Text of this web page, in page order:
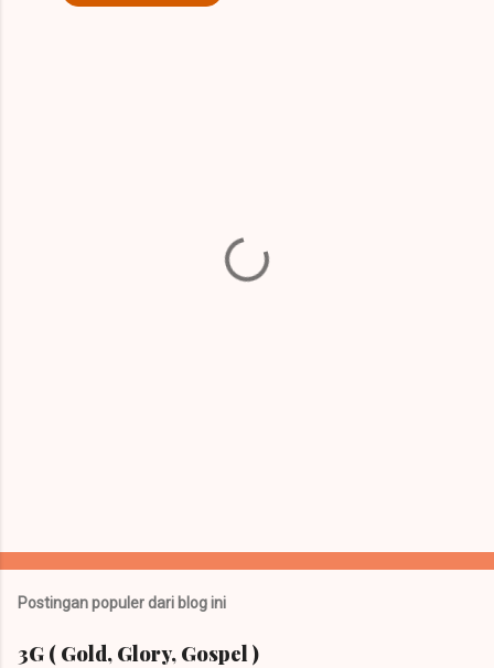
Postingan populer dari blog ini
3G ( Gold, Glory, Gospel )